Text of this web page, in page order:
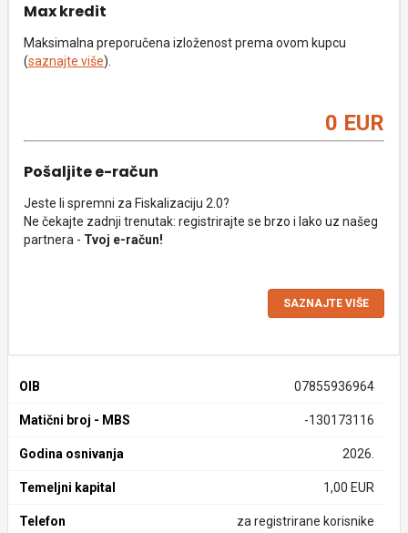
Max kredit
Maksimalna preporučena izloženost prema ovom kupcu
(saznajte više).
0 EUR
Pošaljite e-račun
Jeste li spremni za Fiskalizaciju 2.0?
Ne čekajte zadnji trenutak: registrirajte se brzo i lako uz našeg
partnera - Tvoj e-račun!
SAZNAJTE VIŠE
OIB 07855936964
Matični broj - MBS -130173116
Godina osnivanja 2026.
Temeljni kapital 1,00 EUR
Telefon za registrirane korisnike